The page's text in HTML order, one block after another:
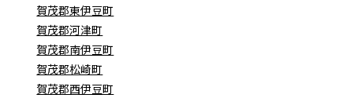
賀茂郡東伊豆町
賀茂郡河津町
賀茂郡南伊豆町
賀茂郡松崎町
賀茂郡西伊豆町